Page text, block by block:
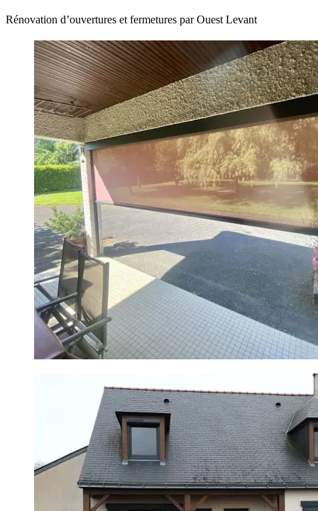
Rénovation d’ouvertures et fermetures par Ouest Levant